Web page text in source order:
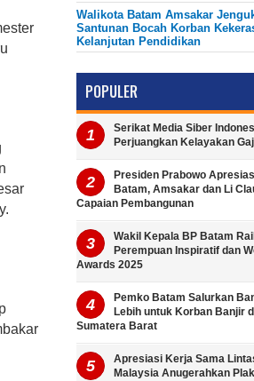
Walikota Batam Amsakar
Santunan Bocah Korban
Kelanjutan Pendidikan
POPULER
Serikat Media Siber
Perjuangkan Kelayakan
Presiden Prabowo
Batam, Amsakar dan Li
Capaian Pembangunan
Wakil Kepala BP Batam
Perempuan Inspiratif dan
Awards 2025
Pemko Batam Salurkan
Lebih untuk Korban Banjir
Sumatera Barat
Apresiasi Kerja Sama
Malaysia Anugerahkan